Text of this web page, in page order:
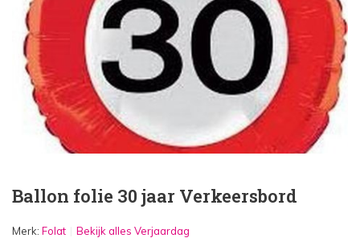
Ballon folie 30 jaar Verkeersbord
Merk: Folat Bekijk alles Verjaardag